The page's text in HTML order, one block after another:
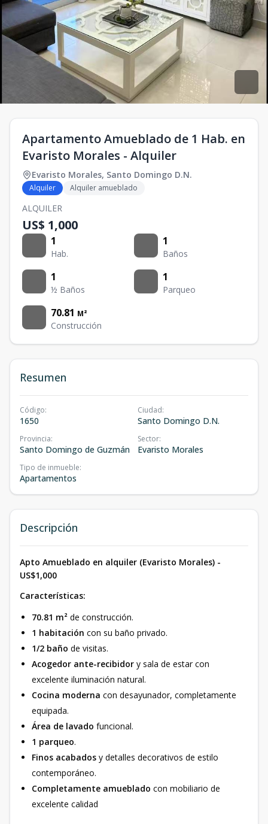
Apartamento Amueblado de 1 Hab. en
Evaristo Morales - Alquiler
Evaristo Morales, Santo Domingo D.N.
Alquiler Alquiler amueblado
ALQUILER
US$ 1,000
1
Hab.
1
Baños
1
½ Baños
1
Parqueo
70.81 M²
Construcción
Resumen
Código:
1650
Ciudad:
Santo Domingo D.N.
Provincia:
Santo Domingo de Guzmán
Sector:
Evaristo Morales
Tipo de inmueble:
Apartamentos
Descripción
Apto Amueblado en alquiler (Evaristo Morales) -
US$1,000
Características:
70.81 m² de construcción.
1 habitación con su baño privado.
1/2 baño de visitas.
Acogedor ante-recibidor y sala de estar con
excelente iluminación natural.
Cocina moderna con desayunador, completamente
equipada.
Área de lavado funcional.
1 parqueo.
Finos acabados y detalles decorativos de estilo
contemporáneo.
Completamente amueblado con mobiliario de
excelente calidad